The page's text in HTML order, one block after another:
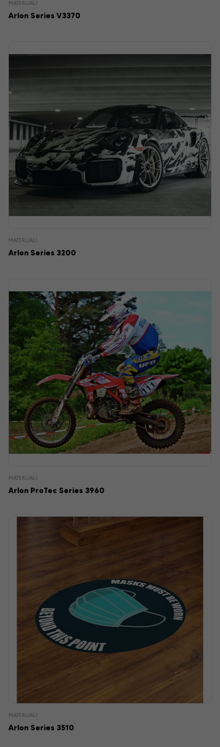
MATERIJALI
Arlon Series V3370
MATERIJALI
Arlon Series 3200
MATERIJALI
Arlon ProTec Series 3960
MATERIJALI
Arlon Series 3510